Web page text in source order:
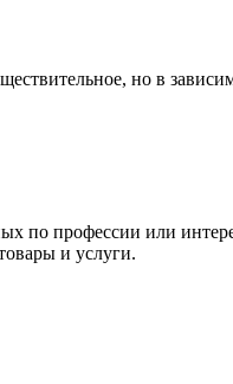
но в
по профессии или
и услуги.